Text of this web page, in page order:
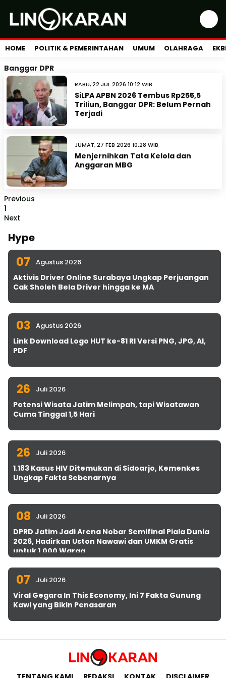
HOME POLITIK & PEMERINTAHAN UMUM OLAHRAGA
Banggar DPR
RABU, 22 JUL 2026 10:12 WIB
SiLPA APBN 2026 Tembus Rp255,5
Triliun, Banggar DPR: Belum Pernah
Terjadi
JUMAT, 27 FEB 2026 10:28 WIB
Menjernihkan Tata Kelola dan
Anggaran MBG
Previous
1
Next
Hype
07 Agustus 2026
Aktivis Driver Online Surabaya Ungkap Perjuangan
Cak Sholeh Bela Driver hingga ke MA
03 Agustus 2026
Link Download Logo HUT ke-81 RI Versi PNG, JPG, AI,
PDF
26 Juli 2026
Potensi Wisata Jatim Melimpah, tapi Wisatawan
Cuma Tinggal 1,5 Hari
26 Juli 2026
1.183 Kasus HIV Ditemukan di Sidoarjo, Kemenkes
Ungkap Fakta Sebenarnya
08 Juli 2026
DPRD Jatim Jadi Arena Nobar Semifinal Piala Dunia
2026, Hadirkan Uston Nawawi dan UMKM Gratis
untuk 1.000 Warga
07 Juli 2026
Viral Gegara In This Economy, Ini 7 Fakta Gunung
Kawi yang Bikin Penasaran